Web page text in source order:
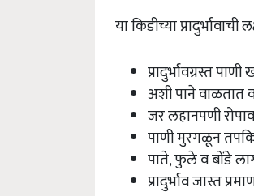
या किडीच्या प्रादुर्भावाची
प्रादुर्भावग्रस्त
अशी पाने वाळतात
जर लहानपणी
पाणी मुरगळून
पाते, फुले व बोंडे
प्रादुर्भाव जास्त